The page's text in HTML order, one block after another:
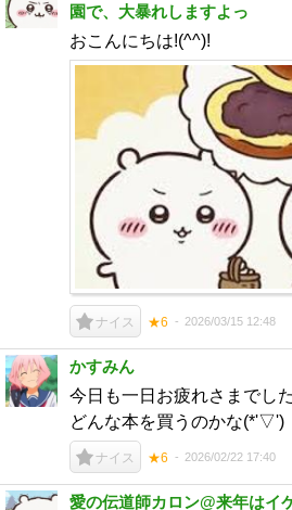
園で、大暴れしますよっ
おこんにちは!(^^)!
ナイス ★6 2026/03/15 12:48
かすみん
今日も一日お疲れさまでし
どんな本を買うのかな(*'▽')
ナイス ★6 2026/02/22 17:40
愛の伝道師カロン@来年はイ